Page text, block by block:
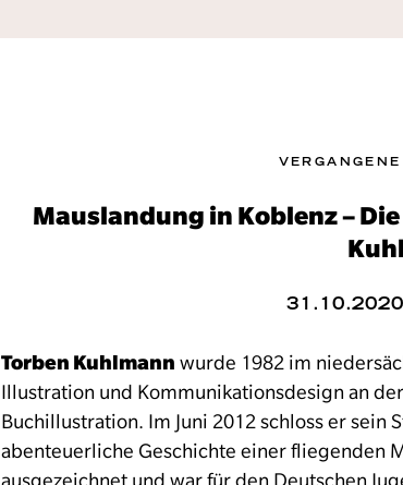
Mauslandung in Koblenz –
Torben Kuhlmann wurde 1982 im
Illustration und Kommunikationsdesign an
Buchillustration. Im Juni 2012 schloss er
abenteuerliche Geschichte einer fliegenden
ausgezeichnet und war für den Deutschen